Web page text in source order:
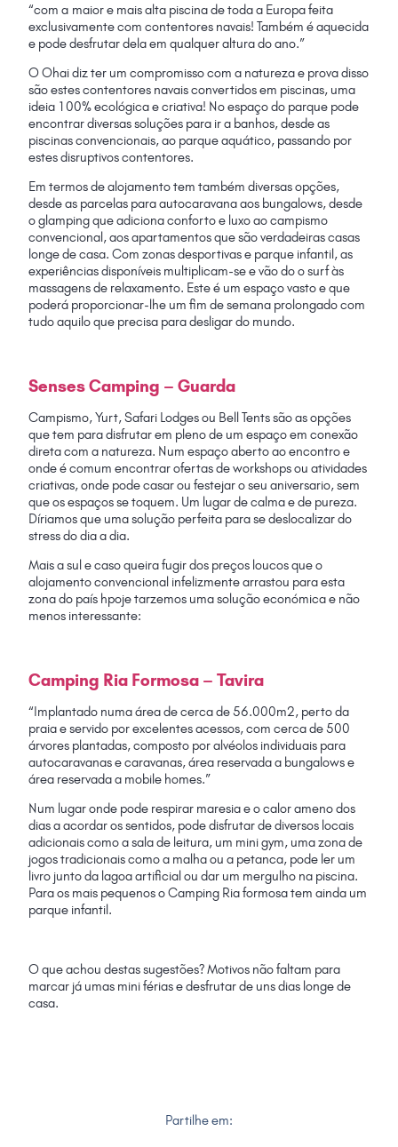
“com a maior e mais alta piscina de toda a Europa feita
exclusivamente com contentores navais! Também é aquecida
e pode desfrutar dela em qualquer altura do ano.”
O Ohai diz ter um compromisso com a natureza e prova disso
são estes contentores navais convertidos em piscinas, uma
ideia 100% ecológica e criativa! No espaço do parque pode
encontrar diversas soluções para ir a banhos, desde as
piscinas convencionais, ao parque aquático, passando por
estes disruptivos contentores.
Em termos de alojamento tem também diversas opções,
desde as parcelas para autocaravana aos bungalows, desde
o glamping que adiciona conforto e luxo ao campismo
convencional, aos apartamentos que são verdadeiras casas
longe de casa. Com zonas desportivas e parque infantil, as
experiências disponíveis multiplicam-se e vão do o surf às
massagens de relaxamento. Este é um espaço vasto e que
poderá proporcionar-lhe um fim de semana prolongado com
tudo aquilo que precisa para desligar do mundo.
SensEs Camping – Guarda
Campismo, Yurt,Safari Lodges ou Bell Tents são as opções
que tem para disfrutar em pleno de um espaço em conexão
direta com a natureza. Num espaço aberto ao encontro e
onde é comum encontrar ofertas de workshops ou atividades
criativas, onde pode casar ou festejar o seu aniversario, sem
que os espaços se toquem. Um lugar de calma e de pureza.
Díriamos que uma solução perfeita para se deslocalizar do
stress do dia a dia.
Mais a sul e caso queira fugir dos preços loucos que o
alojamento convencional infelizmente arrastou para esta
zona do país hpoje tarzemos uma solução económica e não
menos interessante:
CamPing Ria Formosa – Tavira
“Implantado numa área de cerca de 56.000m2, perto da
praia e servido por excelentes acessos, com cerca de 500
árvores plantadas, composto por alvéolos individuais para
autocaravanas e caravanas, área reservada a bungalows e
área reservada a mobile homes.”
Num lugar onde pode respirar maresia e o calor ameno dos
dias a acordar os sentidos, pode disfrutar de diversos locais
adicionais como a sala de leitura, um mini gym, uma zona de
jogos tradicionais como a malha ou a petanca, pode ler um
livro junto da lagoa artificial ou dar um mergulho na piscina.
Para os mais pequenos o Camping Ria formosa tem ainda um
parque infantil.
O que achou destas sugestões? Motivos não faltam para
marcar já umas mini férias e desfrutar de uns dias longe de
casa.
Partilhe em: